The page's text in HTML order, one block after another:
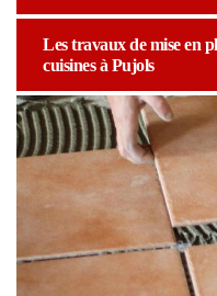
Les travaux de mise en
cuisines à Pujols